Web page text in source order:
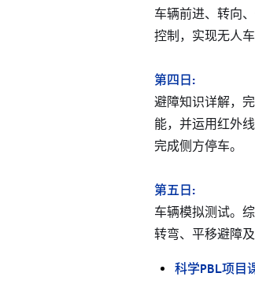
车辆前进、转向
控制，实现无人车
第四日:
避障知识详解，
能，并运用红外
完成侧方停车。
第五日:
车辆模拟测试。
转弯、平移避障
科学PBL项目